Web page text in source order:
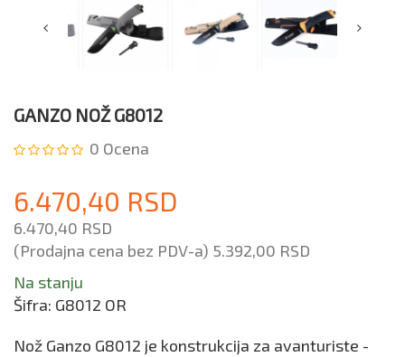
GANZO NOŽ G8012
0 Ocena
6.470,40 RSD
6.470,40 RSD
(Prodajna cena bez PDV-a) 5.392,00 RSD
Na stanju
Šifra: G8012 OR
Nož Ganzo G8012 je konstrukcija za avanturiste -